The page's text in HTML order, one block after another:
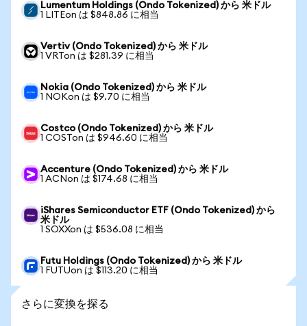
Lumentum Holdings (Ondo Tokenized) から 米ドル
1 LITEon は $848.86 に相当
Vertiv (Ondo Tokenized) から 米ドル
1 VRTon は $281.39 に相当
Nokia (Ondo Tokenized) から 米ドル
1 NOKon は $9.70 に相当
Costco (Ondo Tokenized) から 米ドル
1 COSTon は $946.60 に相当
Accenture (Ondo Tokenized) から 米ドル
1 ACNon は $174.68 に相当
iShares Semiconductor ETF (Ondo Tokenized) から
米ドル
1 SOXXon は $536.08 に相当
Futu Holdings (Ondo Tokenized) から 米ドル
1 FUTUon は $113.20 に相当
さらに変換を探る